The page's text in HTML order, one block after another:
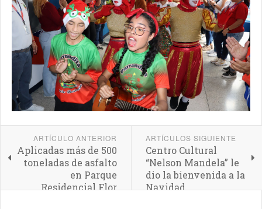
ARTÍCULO ANTERIOR
Aplicadas más de 500
toneladas de asfalto
en Parque
Residencial Flor
ARTÍCULOS SIGUIENTE
Centro Cultural
“Nelson Mandela” le
dio la bienvenida a la
Navidad